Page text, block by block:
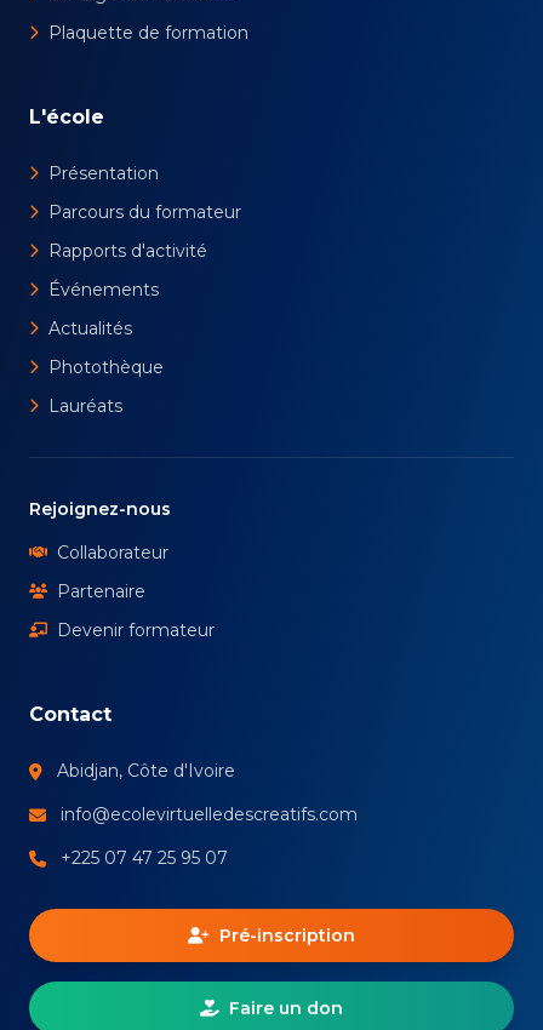
Plaquette de formation
L'école
Présentation
Parcours du formateur
Rapports d'activité
Événements
Actualités
Photothèque
Lauréats
Rejoignez-nous
Collaborateur
Partenaire
Devenir formateur
Contact
Abidjan, Côte d'Ivoire
info@ecolevirtuelledescreatifs.com
+225 07 47 25 95 07
Pré-inscription
Faire un don